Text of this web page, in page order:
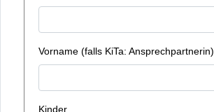
Vorname (falls KiTa: Ansprechpartnerin)
Kinder